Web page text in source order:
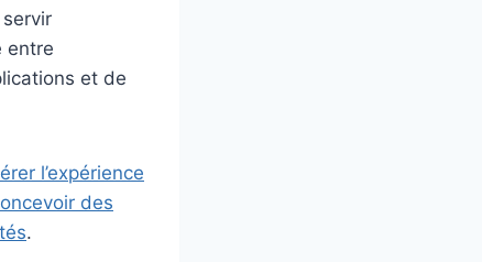
entre
et de
l’expérience
des
.